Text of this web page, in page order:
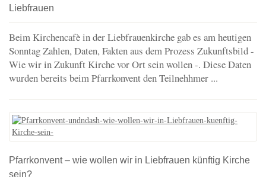
Liebfrauen
Beim Kirchencafè in der Liebfrauenkirche gab es am heutigen
Sonntag Zahlen, Daten, Fakten aus dem Prozess Zukunftsbild -
Wie wir in Zukunft Kirche vor Ort sein wollen -. Diese Daten
wurden bereits beim Pfarrkonvent den Teilnehhmer ...
Pfarrkonvent – wie wollen wir in Liebfrauen künftig Kirche
sein?